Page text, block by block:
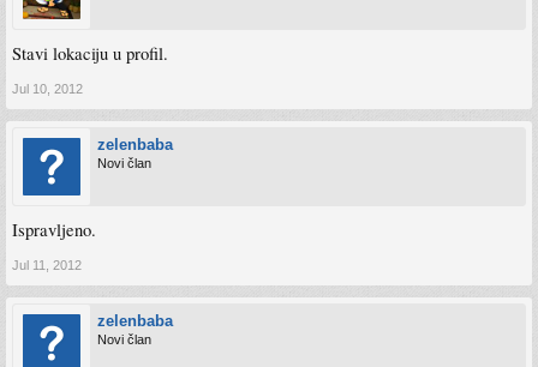
Stavi lokaciju u profil.
Jul 10, 2012
zelenbaba
Novi član
Ispravljeno.
Jul 11, 2012
zelenbaba
Novi član